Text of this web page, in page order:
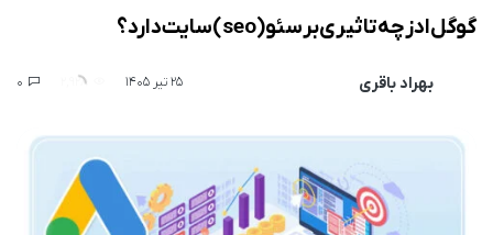
گوگل ادز چه تاثیری بر سئو(seo) سایت دارد؟
بهراد باقری 25 تیر 1405